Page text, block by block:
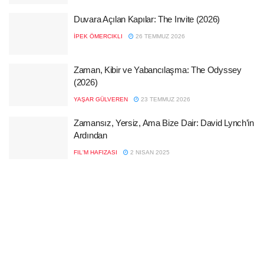
Duvara Açılan Kapılar: The Invite (2026)
İPEK ÖMERCIKLI 26 TEMMUZ 2026
Zaman, Kibir ve Yabancılaşma: The Odyssey
(2026)
YAŞAR GÜLVEREN 23 TEMMUZ 2026
Zamansız, Yersiz, Ama Bize Dair: David Lynch’in
Ardından
FIL'M HAFIZASI 2 NISAN 2025